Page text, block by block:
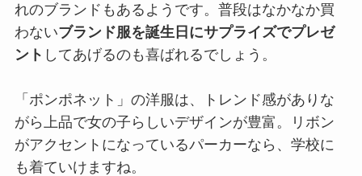
れのブランドもあるようです。普段はなかなか買
わないブランド服を誕生日にサプライズでプレゼ
ント してあげるのも喜ばれるでしょう。
「ポンポネット」の洋服は、トレンド感がありな
がら上品で女の子らしいデザインが豊富。リボン
がアクセントになっているパーカーなら、学校に
も着ていけますね。